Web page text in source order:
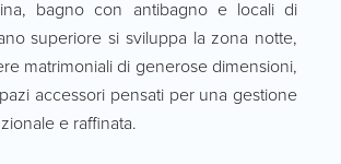
bagno con antibagno e locali di
superiore si sviluppa la zona notte,
matrimoniali di generose dimensioni,
accessori pensati per una gestione
e raffinata.